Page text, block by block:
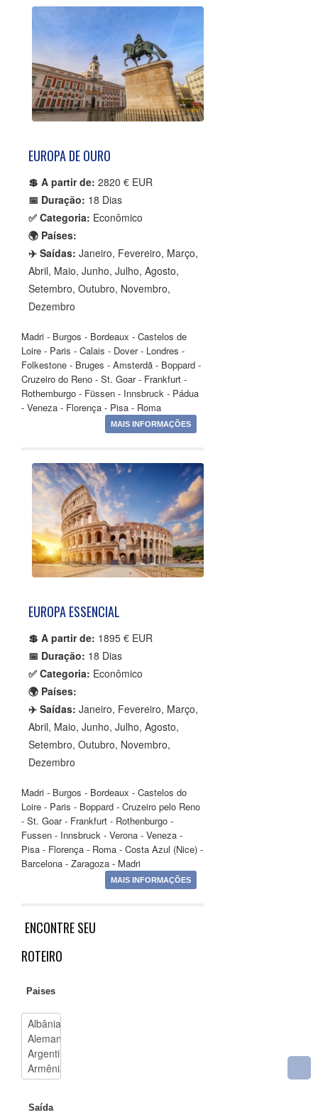
EUROPA DE OURO
💲 A partir de: 2820 € EUR
📅 Duração: 18 Dias
✅ Categoria: Econômico
🌍 Países:
✈️ Saídas: Janeiro, Fevereiro, Março,
Abril, Maio, Junho, Julho, Agosto,
Setembro, Outubro, Novembro,
Dezembro
Madri - Burgos - Bordeaux - Castelos de
Loire - Paris - Calais - Dover - Londres -
Folkestone - Bruges - Amsterdã - Boppard -
Cruzeiro do Reno - St. Goar - Frankfurt -
Rothemburgo - Füssen - Innsbruck - Pádua
- Veneza - Florença - Pisa - Roma
MAIS INFORMAÇÕES
EUROPA ESSENCIAL
💲 A partir de: 1895 € EUR
📅 Duração: 18 Dias
✅ Categoria: Econômico
🌍 Países:
✈️ Saídas: Janeiro, Fevereiro, Março,
Abril, Maio, Junho, Julho, Agosto,
Setembro, Outubro, Novembro,
Dezembro
Madri - Burgos - Bordeaux - Castelos do
Loire - Paris - Boppard - Cruzeiro pelo Reno
- St. Goar - Frankfurt - Rothenburgo -
Fussen - Innsbruck - Verona - Veneza -
Pisa - Florença - Roma - Costa Azul (Nice) -
Barcelona - Zaragoza - Madri
MAIS INFORMAÇÕES
ENCONTRESEU
ROTEIRO
Paises
Saída